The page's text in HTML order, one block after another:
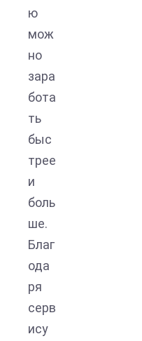
ю
мож
но
зара
бота
ть
быс
трее
и
боль
ше.
Благ
ода
ря
серв
ису